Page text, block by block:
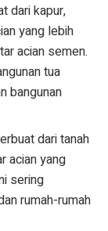
dari kapur,
yang lebih
acian semen.
tua
bangunan
dari tanah
acian yang
sering
rumah-rumah